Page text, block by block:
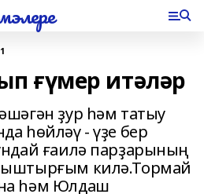
ғүмер итәләр
ҙур һәм татыу
һөйләү - үҙе бер
ғаилә парҙарының
килә.Тормай
һәм Юлдаш